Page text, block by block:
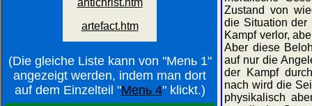
(Die gleiche Liste kann von "Menь 1"
angezeigt werden, indem man dort
auf dem Einzelteil "Menь 4" klickt.)
Zustand von
die Situation der
Kampf verlor,
Aber diese
auf nur die
der Kampf
nach wird die
physikalisch